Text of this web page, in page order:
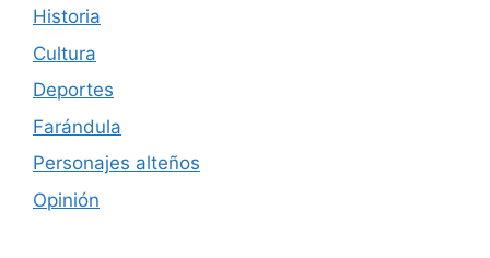
Historia
Cultura
Deportes
Farándula
Personajes alteños
Opinión